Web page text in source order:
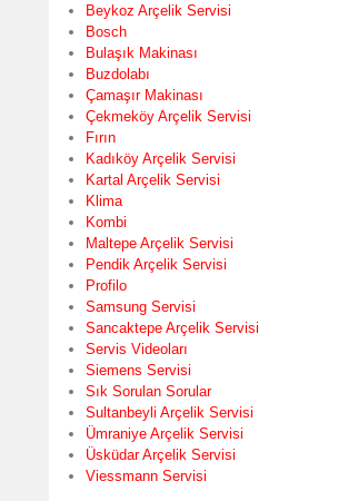
Beykoz Arçelik Servisi
Bosch
Bulaşık Makinası
Buzdolabı
Çamaşır Makinası
Çekmeköy Arçelik Servisi
Fırın
Kadıköy Arçelik Servisi
Kartal Arçelik Servisi
Klima
Kombi
Maltepe Arçelik Servisi
Pendik Arçelik Servisi
Profilo
Samsung Servisi
Sancaktepe Arçelik Servisi
Servis Videoları
Siemens Servisi
Sık Sorulan Sorular
Sultanbeyli Arçelik Servisi
Ümraniye Arçelik Servisi
Üsküdar Arçelik Servisi
Viessmann Servisi